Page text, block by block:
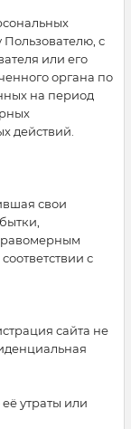
Пользователю, с
или его
органа по
на период
действий.
свои
с
сайта не
утраты или